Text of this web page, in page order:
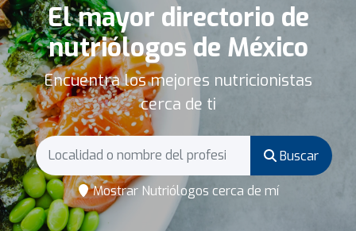
El mayor directorio de
nutriólogos de México
Encuentra los mejores nutricionistas
cerca de ti
Buscar
Mostrar Nutriólogos cerca de mí